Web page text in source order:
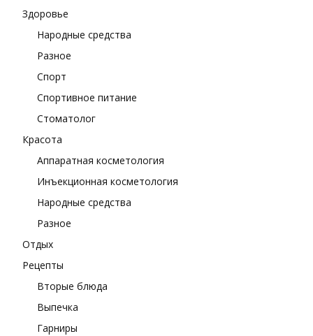
Здоровье
Народные средства
Разное
Спорт
Спортивное питание
Стоматолог
Красота
Аппаратная косметология
Инъекционная косметология
Народные средства
Разное
Отдых
Рецепты
Вторые блюда
Выпечка
Гарниры